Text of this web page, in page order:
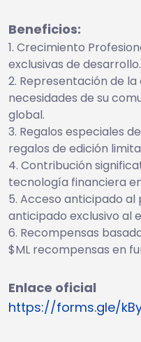
Beneficios:
Crecimiento
exclusivas de desarrollo.
Representación de la
necesidades de su
global.
Regalos especiales
regalos de edición
Contribución
tecnología financiera
Acceso anticipado
anticipado exclusivo al
Recompensas
$ML recompensas en
Enlace oficial
https://forms.gle/